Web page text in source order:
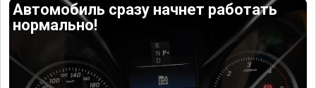
Автомобиль сразу начнет работать
нормально!